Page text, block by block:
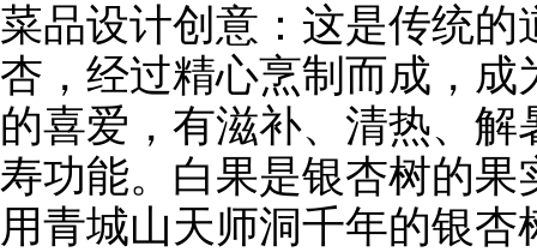
菜品设计创意：这是传统
杏，经过精心烹制而成，
的喜爱，有滋补、清热、
寿功能。白果是银杏树的
用青城山天师洞千年的银